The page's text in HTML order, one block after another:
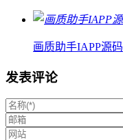
画质助手IAPP源码
发表评论